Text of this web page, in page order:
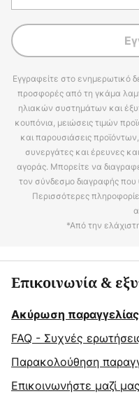
Εγγραφείτε στο ενημερωτικό
προσφορές από τη γκάμα
ηλιακών συστημάτων και
κουπόνια, μειώσεις τιμών
και παρουσιάσεις
συνεργάτες και έρευνες
αγοράς. Μπορείτε να
τον σύνδεσμο διαγραφής που
Περισσότερες
*Από την
Επικοινωνία &
Ακύρωση παραγγελίας
FAQ - Συχνές
Παρακολούθηση
Επικοινωνήστε μαζί μας